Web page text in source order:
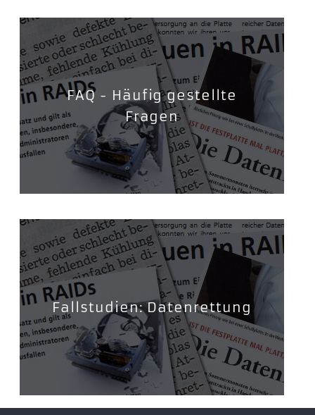
FAQ - Häufig gestellte
Fragen
Fallstudien: Datenrettung